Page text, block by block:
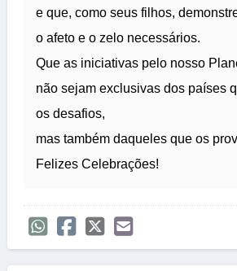
e que, como seus filhos,
o afeto e o zelo necessários.
Que as iniciativas pelo nosso
não sejam exclusivas dos países
os desafios,
mas também daqueles que os
Felizes Celebrações!